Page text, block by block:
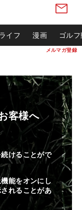
メルマガ登録
ライフ 漫画 ゴル
客様へ
けることがで
能をオンにし
れることがあ